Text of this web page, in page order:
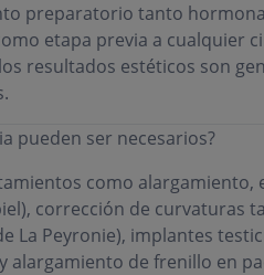
preparatorio tanto
etapa previa a cualquier
resultados estéticos son
pueden ser necesarios?
como
corrección de curvaturas
La Peyronie), implantes
alargamiento de frenillo en